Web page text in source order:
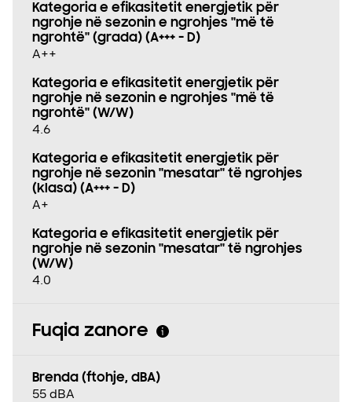
Kategoria e efikasitetit energjetik për
ngrohje në sezonin e ngrohjes "më të
ngrohtë" (grada) (A+++ - D)
A++
Kategoria e efikasitetit energjetik për
ngrohje në sezonin e ngrohjes "më të
ngrohtë" (W/W)
4.6
Kategoria e efikasitetit energjetik për
ngrohje në sezonin "mesatar" të ngrohjes
(klasa) (A+++ - D)
A+
Kategoria e efikasitetit energjetik për
ngrohje në sezonin "mesatar" të ngrohjes
(W/W)
4.0
Fuqia zanore
Brenda (ftohje, dBA)
55 dBA